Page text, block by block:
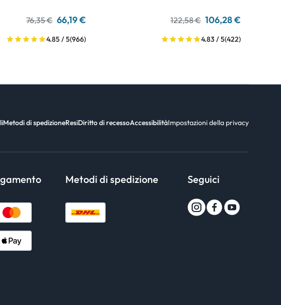
76,35 € 66,19 €
4.85 / 5(966)
122,58 € 106,28 €
4.83 / 5(422)
Metodi di spedizioneResiDiritto di recessoAccessibilitàImpostazioni della privacy
Metodi di spedizione Seguici